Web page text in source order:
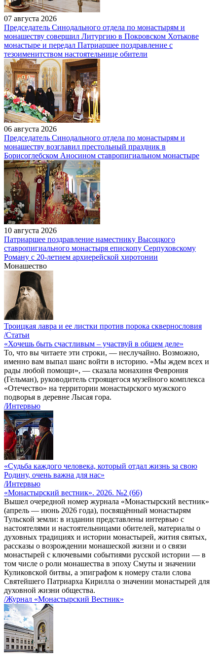
07 августа 2026
Председатель Синодального отдела по монастырям и
монашеству совершил Литургию в Покровском Хотькове
монастыре и передал Патриаршее поздравление с
тезоименитством настоятельнице обители
06 августа 2026
Председатель Синодального отдела по монастырям и
монашеству возглавил престольный праздник в
Борисоглебском Аносином ставропигиальном монастыре
10 августа 2026
Патриаршее поздравление наместнику Высоцкого
ставропигиального монастыря епископу Серпуховскому
Роману с 20-летием архиерейской хиротонии
Монашество
Троицкая лавра и ее листки против порока сквернословия
/Статьи
«Хочешь быть счастливым – участвуй в общем деле»
То, что вы читаете эти строки, — неслучайно. Возможно,
именно вам выпал шанс войти в историю. «Мы ждем всех и
рады любой помощи», — сказала монахиня Феврония
(Гельман), руководитель строящегося музейного комплекса
«Отечество» на территории монастырского мужского
подворья в деревне Лысая гора.
/Интервью
«Судьба каждого человека, который отдал жизнь за свою
Родину, очень важна для нас»
/Интервью
«Монастырский вестник». 2026. №2 (66)
Вышел очередной номер журнала «Монастырский вестник»
(апрель — июнь 2026 года), посвящённый монастырям
Тульской земли: в издании представлены интервью с
настоятелями и настоятельницами обителей, материалы о
духовных традициях и истории монастырей, жития святых,
рассказы о возрождении монашеской жизни и о связи
монастырей с ключевыми событиями русской истории — в
том числе о роли монашества в эпоху Смуты и значении
Куликовской битвы, а эпиграфом к номеру стали слова
Святейшего Патриарха Кирилла о значении монастырей для
духовной жизни общества.
/Журнал «Монастырский Вестник»